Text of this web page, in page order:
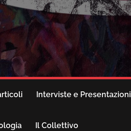
Interviste e Presentazioni
Il Collettivo